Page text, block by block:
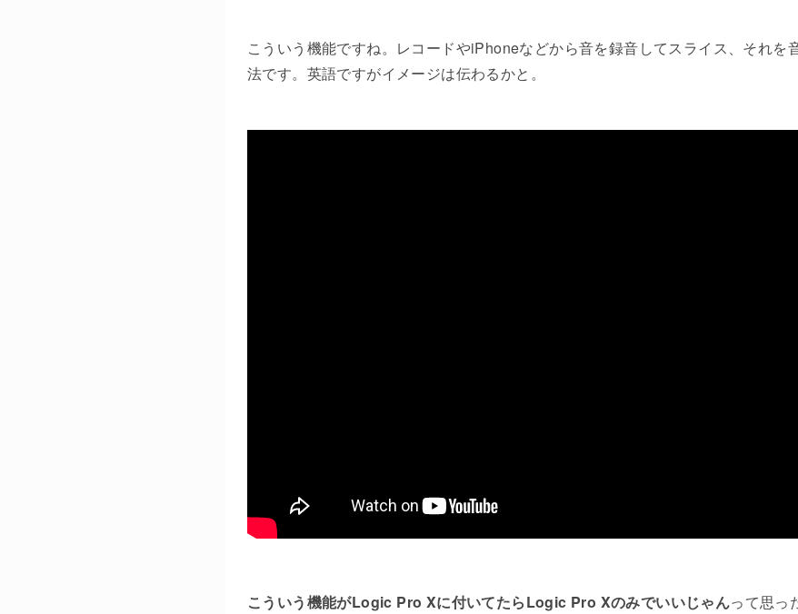
こういう機能ですね。レコードやiPhoneなどから音を録音してスライス、それを
法です。英語ですがイメージは伝わるかと。
こういう機能がLogic Pro Xに付いてたらLogic Pro Xのみでいいじゃんって思っ